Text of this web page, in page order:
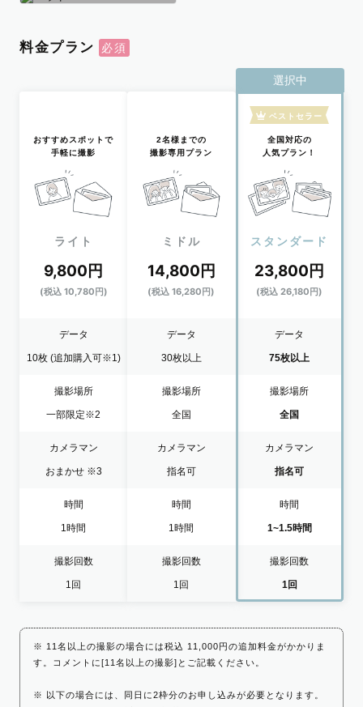
料金プラン
おすすめスポットで
手軽に撮影
ライト
9,800円
(税込 10,780円)
データ
10枚 (追加購入可※1)
撮影場所
一部限定※2
カメラマン
おまかせ ※3
時間
1時間
撮影回数
1回
2名様までの
撮影専用プラン
ミドル
14,800円
(税込 16,280円)
データ
30枚以上
撮影場所
全国
カメラマン
指名可
時間
1時間
撮影回数
1回
選択中
ベストセラー
全国対応の
人気プラン！
スタンダード
23,800円
(税込 26,180円)
データ
75枚以上
撮影場所
全国
カメラマン
指名可
時間
1~1.5時間
撮影回数
1回
※ 11名以上の撮影の場合には税込 11,000円の追加料金がかかりま
す。コメントに[11名以上の撮影]とご記載ください。
※ 以下の場合には、同日に2枠分のお申し込みが必要となります。